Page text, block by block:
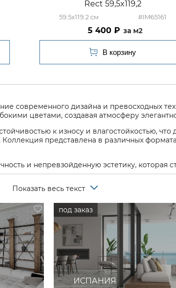
Rect 59,5x119,2
59.5x119.2 #IM65161
5 400 м2
современного дизайна и превосходных
цветами, создавая атмосферу
к износу и влагостойкостью,
представлена в различных
и непревзойденную эстетику, которая
ИСПАНИЯ